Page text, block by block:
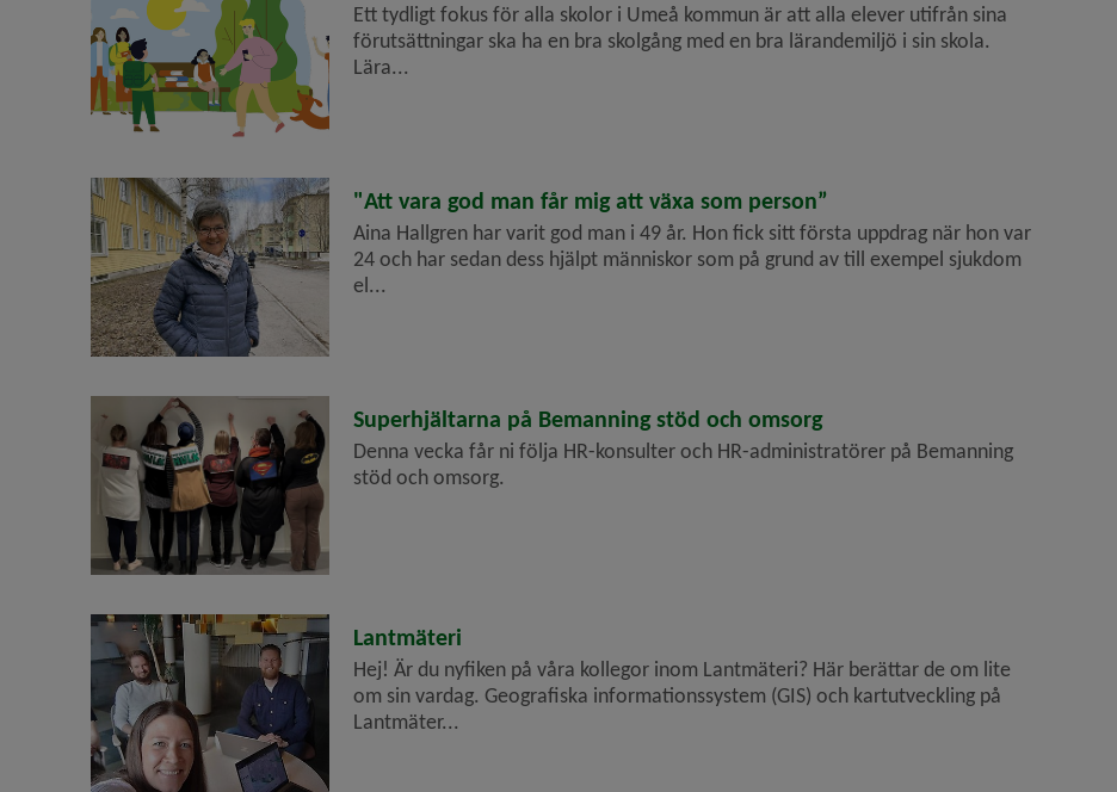
Ett tydligt fokus för alla skolor i Umeå kommun är att alla elever utifrån sina
förutsättningar ska ha en bra skolgång med en bra lärandemiljö i sin skola.
Lära...
2023-05-12
"Att vara god man får mig att växa som person”
Aina Hallgren har varit god man i 49 år. Hon fick sitt första uppdrag när hon var
24 och har sedan dess hjälpt människor som på grund av till exempel sjukdom
el...
2023-05-12
Superhjältarna på Bemanning stöd och omsorg
Denna vecka får ni följa HR-konsulter och HR-administratörer på Bemanning
stöd och omsorg.
2023-05-08
Lantmäteri
Hej! Är du nyfiken på våra kollegor inom Lantmäteri? Här berättar de om lite
om sin vardag. Geografiska informationssystem (GIS) och kartutveckling på
Lantmäter...